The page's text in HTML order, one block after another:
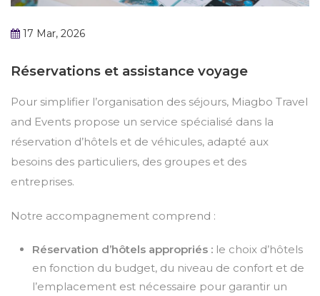
17 Mar, 2026
Réservations et assistance voyage
Pour simplifier l’organisation des séjours, Miagbo Travel
and Events propose un service spécialisé dans la
réservation d’hôtels et de véhicules, adapté aux
besoins des particuliers, des groupes et des
entreprises.
Notre accompagnement comprend :
Réservation d’hôtels appropriés : le choix d’hôtels
en fonction du budget, du niveau de confort et de
l’emplacement est nécessaire pour garantir un